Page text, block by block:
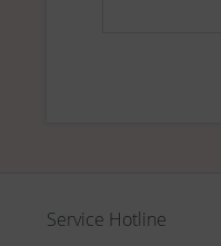
Service Hotline